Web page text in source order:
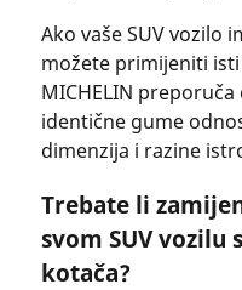
Ako vaše SUV vozilo
možete primijeniti
MICHELIN
identične gume
dimenzija i razine
Trebate li
svom SUV vozilu
kotača?